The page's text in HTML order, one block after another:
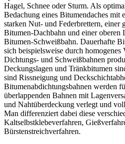
Hagel, Schnee oder Sturm. Als
Bedachung eines Bitumendaches mit
starken Nut- und Federbrettern, einer
Bitumen-Dachbahn und einer oberen
Bitumen-Schweißbahn. Dauerhafte
sich beispielsweise durch homogenes
Dichtungs- und Schweißbahnen
Deckungslagen und Tränkbitumen
sind Rissneigung und
Bitumenabdichtungsbahnen werden
überlappenden Bahnen mit
und Nahtüberdeckung verlegt und
Man differenziert dabei diese
Kaltselbstklebeverfahren,
Bürstenstreichverfahren.